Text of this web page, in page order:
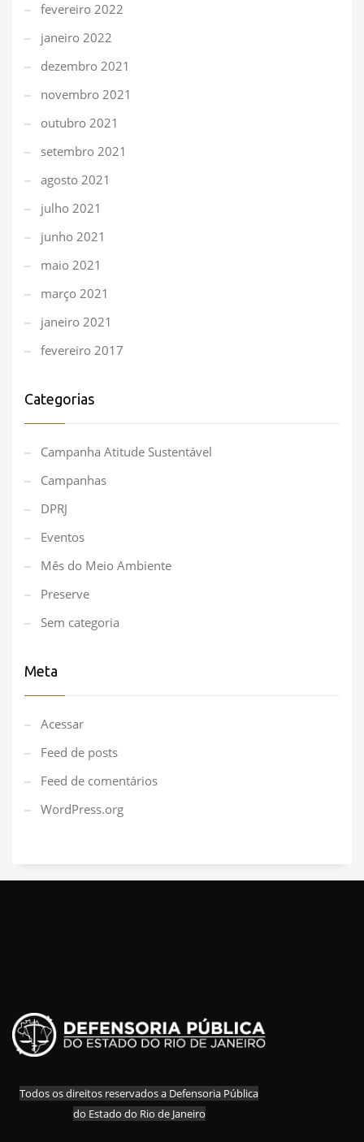
fevereiro 2022
janeiro 2022
dezembro 2021
novembro 2021
outubro 2021
setembro 2021
agosto 2021
julho 2021
junho 2021
maio 2021
março 2021
janeiro 2021
fevereiro 2017
Categorias
Campanha Atitude Sustentável
Campanhas
DPRJ
Eventos
Mês do Meio Ambiente
Preserve
Sem categoria
Meta
Acessar
Feed de posts
Feed de comentários
WordPress.org
Todos os direitos reservados a Defensoria Pública
do Estado do Rio de Janeiro